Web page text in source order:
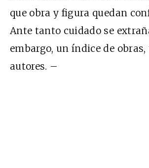
que obra y figura quedan
Ante tanto cuidado se
embargo, un índice de
autores. –